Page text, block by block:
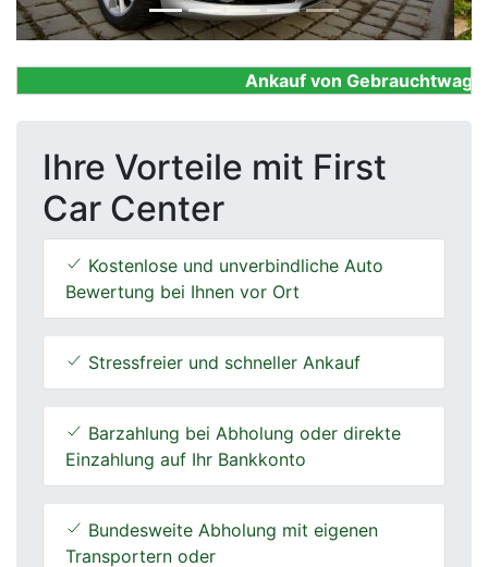
Ankauf von
Ihre Vorteile mit First
Car Center
Kostenlose und unverbindliche Auto
Bewertung bei Ihnen vor Ort
Stressfreier und schneller Ankauf
Barzahlung bei Abholung oder direkte
Einzahlung auf Ihr Bankkonto
Bundesweite Abholung mit eigenen
Transportern oder